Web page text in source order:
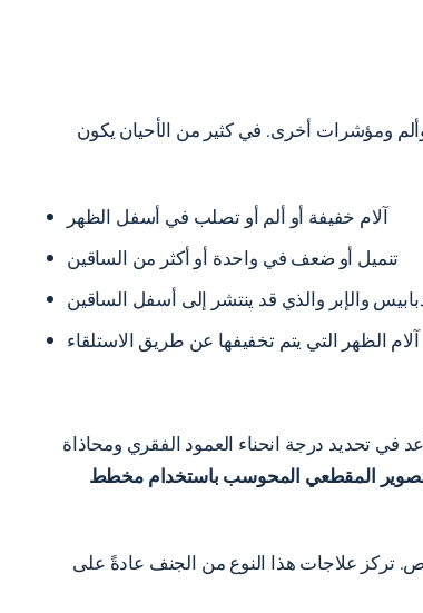
ومؤشرات أخرى. في كثير من الأحيان يكون
آلام خفيفة أو ألم أو تصلب في أسفل الظهر
تنميل أو ضعف في واحدة أو أكثر من الساقين
والإبر والذي قد ينتشر إلى أسفل الساقين
آلام الظهر التي يتم تخفيفها عن طريق الاستلقاء
في تحديد درجة انحناء العمود الفقري ومحاذاة
المقطعي المحوسب باستخدام مخطط
تركز علاجات هذا النوع من الجنف عادةً على